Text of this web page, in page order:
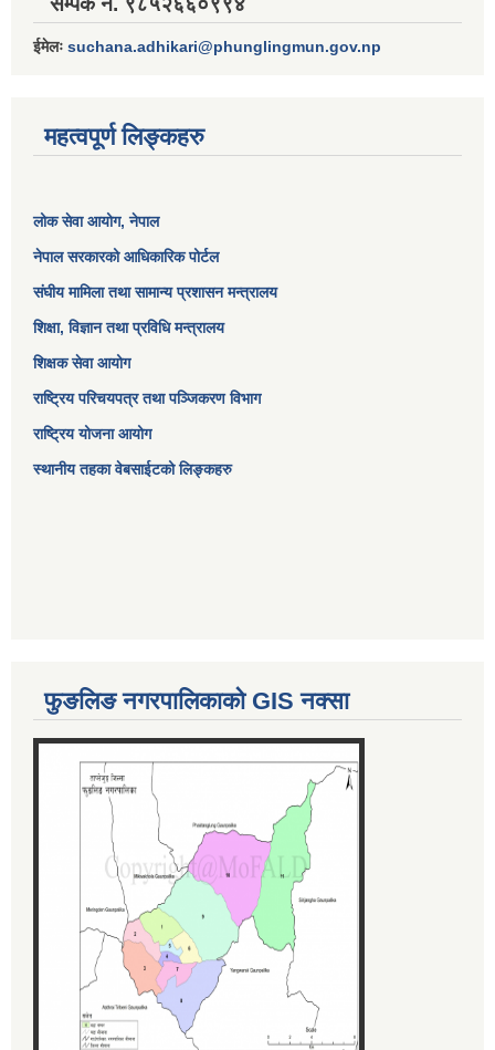
ईमेलः suchana.adhikari@phunglingmun.gov.np
महत्वपूर्ण लिङ्कहरु
लोक सेवा आयोग, नेपाल
नेपाल सरकारको आधिकारिक पोर्टल
संघीय मामिला तथा सामान्य प्रशासन मन्त्रालय
शिक्षा, विज्ञान तथा प्रविधि मन्त्रालय
शिक्षक सेवा आयोग
राष्ट्रिय परिचयपत्र तथा पञ्जिकरण विभाग
राष्ट्रिय योजना आयोग
स्थानीय तहका वेबसाईटको लिङ्कहरु
फुङलिङ नगरपालिकाको GIS नक्सा